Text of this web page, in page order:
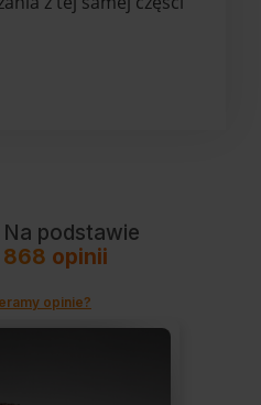
Na podstawie
868 opinii
opinie?